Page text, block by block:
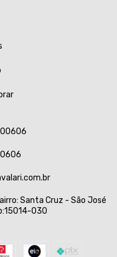
Santa Cruz - São José
030